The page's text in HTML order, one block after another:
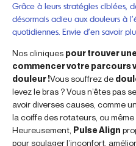
Grâce à leurs stratégies ciblées,
désormais adieu aux douleurs à
quotidiennes. Envie d’en savoir
Nos cliniques pour trouver
commencer votre parcours
douleur !Vous souffrez de
levez le bras ? Vous n’êtes pas
avoir diverses causes, comme
la coiffe des rotateurs, ou
Heureusement, Pulse Align
pour soulager l’inconfort,